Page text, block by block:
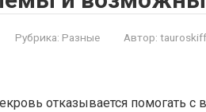
Рубрика: Разные Автор: tauroskiff
отказывается помогать